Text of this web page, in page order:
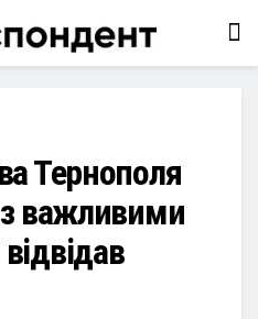
Тернополя
з важливими